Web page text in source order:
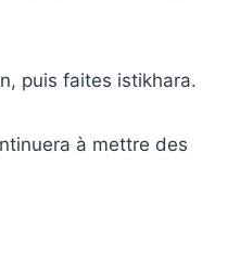
puis faites istikhara.
à mettre des